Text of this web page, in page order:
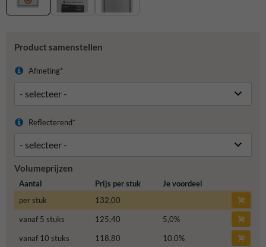
Product samenstellen
Afmeting*
Reflecterend*
Volumeprijzen
Aantal Prijs per stuk
Je voordeel
per stuk
132,00
vanaf 5 stuks
125,40 5,0%
vanaf 10 stuks
118,80 10,0%